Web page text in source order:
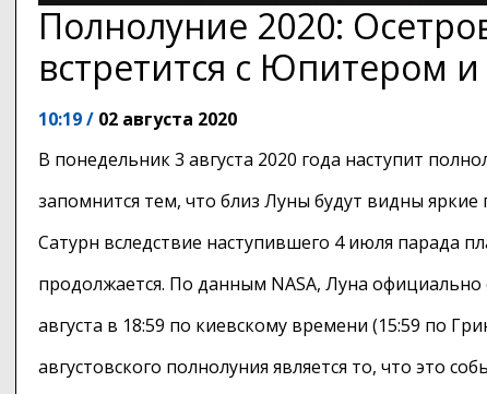
Полнолуние 2020:
встретится с Юпитером
10:19 / 02 августа 2020
В понедельник 3 августа 2020 года наступит
запомнится тем, что близ Луны будут видны
Сатурн вследствие наступившего 4 июля парада
продолжается. По данным NASA, Луна официально
августа в 18:59 по киевскому времени (15:59 по
августовского полнолуния является то, что это